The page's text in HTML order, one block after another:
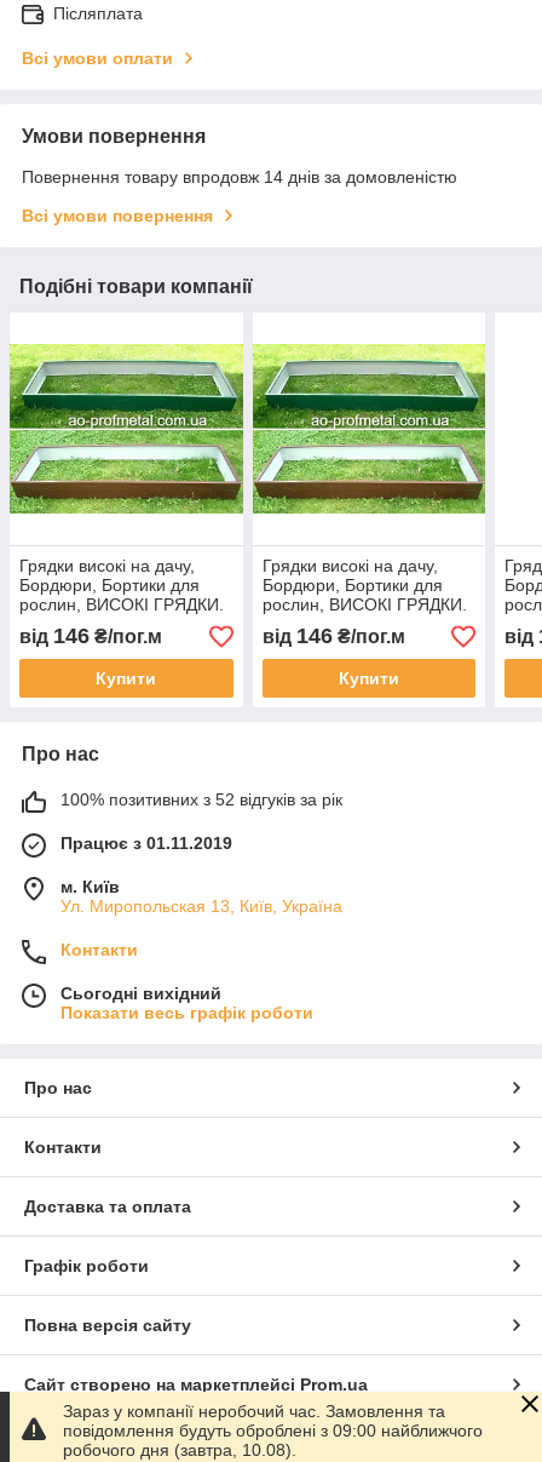
Післяплата
Всі умови оплати
Умови повернення
Повернення товару впродовж 14 днів за домовленістю
Всі умови повернення
Подібні товари компанії
Грядки високі на дачу,
Бордюри, Бортики для
рослин, ВИСОКІ ГРЯДКИ.
від 146 ₴/пог.м
Купити
Грядки високі на дачу,
Бордюри, Бортики для
рослин, ВИСОКІ ГРЯДКИ.
від 146₴/пог.м
Купити
від
Про нас
100% позитивних з 52 відгуків за рік
Працює з 01.11.2019
м. Київ
Ул. Миропольская 13, Київ, Україна
Контакти
Сьогодні вихідний
Показати весь графік роботи
Про нас
Контакти
Доставка та оплата
Графік роботи
Повна версія сайту
Сайт створено на маркетплейсі Prom.ua
Політика конфіденційності
Зараз у компанії неробочий час. Замовлення та
повідомлення будуть оброблені з 09:00 найближчого
робочого дня (завтра, 10.08).